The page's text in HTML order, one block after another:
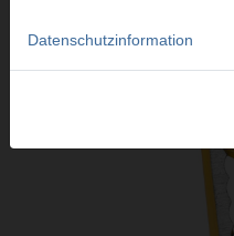
Datenschutzinformation